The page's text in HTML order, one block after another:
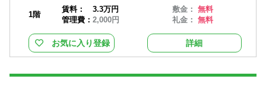
1階
賃料：
3.3万円
管理費： 2,000円
敷金：無料
礼金：無料
お気に入り登録 詳細